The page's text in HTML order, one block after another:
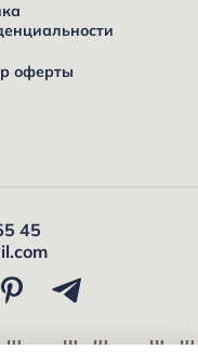
оферты
45